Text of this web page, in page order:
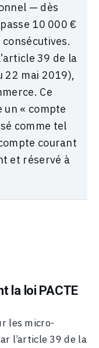
— dès
10 000 €
39 de la
22 mai 2019),
Ce
un « compte
comme tel
courant
et réservé à
la loi PACTE
les micro-
l’article 39 de la